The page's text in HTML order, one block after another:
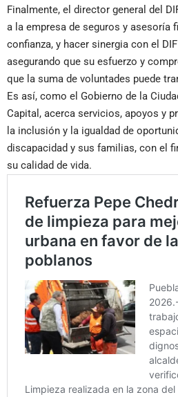
Finalmente, el director general del
a la empresa de seguros y asesoría
confianza, y hacer sinergia con el
asegurando que su esfuerzo y
que la suma de voluntades puede
Es así, como el Gobierno de la
Capital, acerca servicios, apoyos y
la inclusión y la igualdad de
discapacidad y sus familias, con el
su calidad de vida.